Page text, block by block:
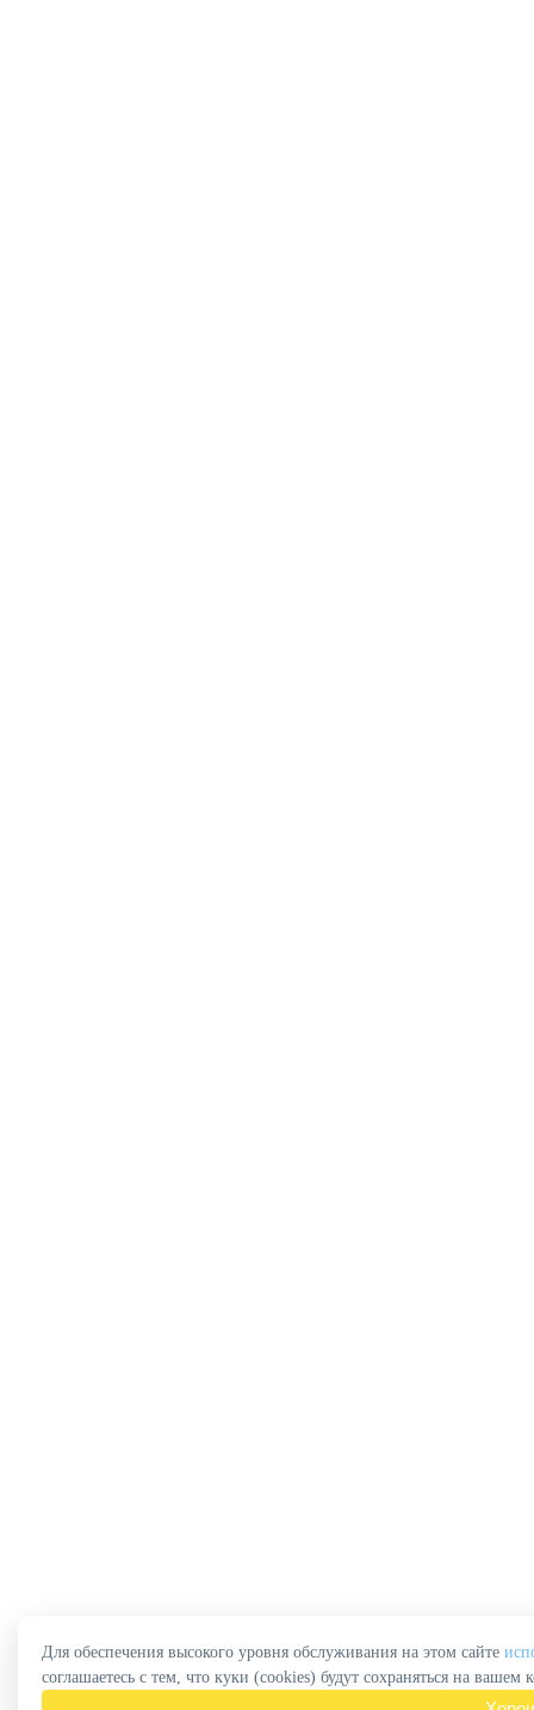
Для обеспечения высокого уровня обслуживания на этом сайте
соглашаетесь с тем, что куки (cookies) будут сохраняться на вашем